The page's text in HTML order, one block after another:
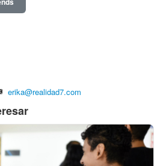
erika@realidad7.com